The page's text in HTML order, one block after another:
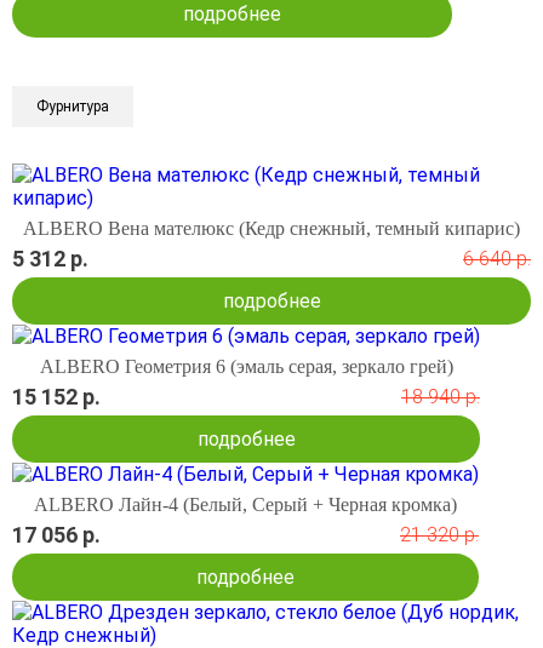
подробнее
Фурнитура
ALBERO Вена мателюкс (Кедр снежный, темный кипарис)
5 312 р.
6 640 р.
подробнее
ALBERO Геометрия 6 (эмаль серая, зеркало грей)
15 152 р.
18 940 р.
подробнее
ALBERO Лайн-4 (Белый, Серый + Черная кромка)
17 056 р.
21 320 р.
подробнее